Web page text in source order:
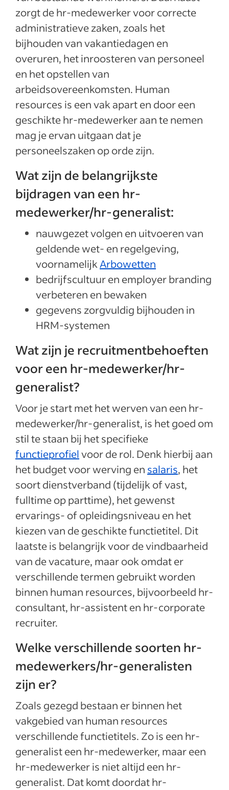
zorgt de hr-medewerker voor correcte
administratieve zaken, zoals het
bijhouden van vakantiedagen en
overuren, het inroosteren van personeel
en het opstellen van
arbeidsovereenkomsten. Human
resources is een vak apart en door een
geschikte hr-medewerker aan te nemen
mag je ervan uitgaan dat je
personeelszaken op orde zijn.
Wat zijn de belangrijkste
bijdragen van een hr-
medewerker/hr-generalist:
nauwgezet volgen en uitvoeren van
geldende wet- en regelgeving,
voornamelijkArbowetten
bedrijfscultuur en employer branding
verbeteren en bewaken
gegevens zorgvuldig bijhouden in
HRM-systemen
Wat zijn je recruitmentbehoeften
voor een hr-medewerker/hr-
generalist?
Voor je start met het werven van een hr-
medewerker/hr-generalist, is het goed om
stil te staan bij het specifieke
functieprofielvoor de rol. Denk hierbij aan
het budget voor werving en salaris, het
soort dienstverband (tijdelijk of vast,
fulltime op parttime), het gewenst
ervarings- of opleidingsniveau en het
kiezen van de geschikte functietitel. Dit
laatste is belangrijk voor de vindbaarheid
van de vacature, maar ook omdat er
verschillende termen gebruikt worden
binnen human resources, bijvoorbeeld hr-
consultant, hr-assistent en hr-corporate
recruiter.
Welke verschillende soorten hr-
medewerkers/hr-generalisten
zijn er?
Zoals gezegd bestaan er binnen het
vakgebied van human resources
verschillende functietitels. Zo is een hr-
generalist een hr-medewerker, maar een
hr-medewerker is niet altijd een hr-
generalist. Dat komt doordat hr-